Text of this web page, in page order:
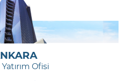
Ofisi